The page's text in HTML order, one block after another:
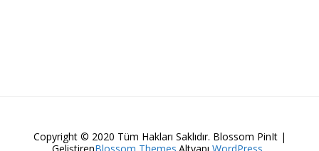
Copyright © 2020 Tüm Hakları Saklıdır. Blossom PinIt |